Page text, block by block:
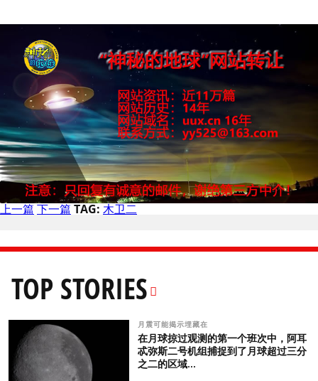
上一篇 下一篇 TAG: 木卫二
TOP STORIES
月震可能揭示埋藏在
在月球掠过观测的第一个班次中，阿耳
忒弥斯二号机组捕捉到了月球超过三分
之二的区域...